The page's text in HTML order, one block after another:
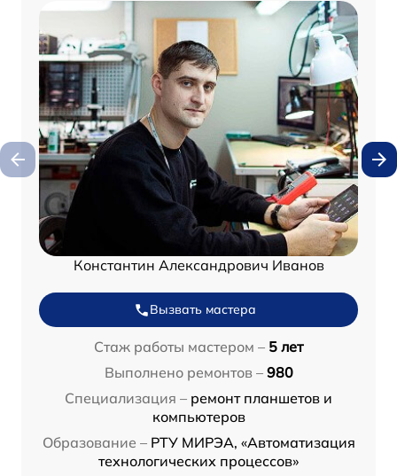
Константин Александрович Иванов
Вызвать мастера
Стаж работы мастером – 5 лет
Выполнено ремонтов – 980
Специализация – ремонт планшетов и
компьютеров
Образование – РТУ МИРЭА, «Автоматизация
технологических процессов»